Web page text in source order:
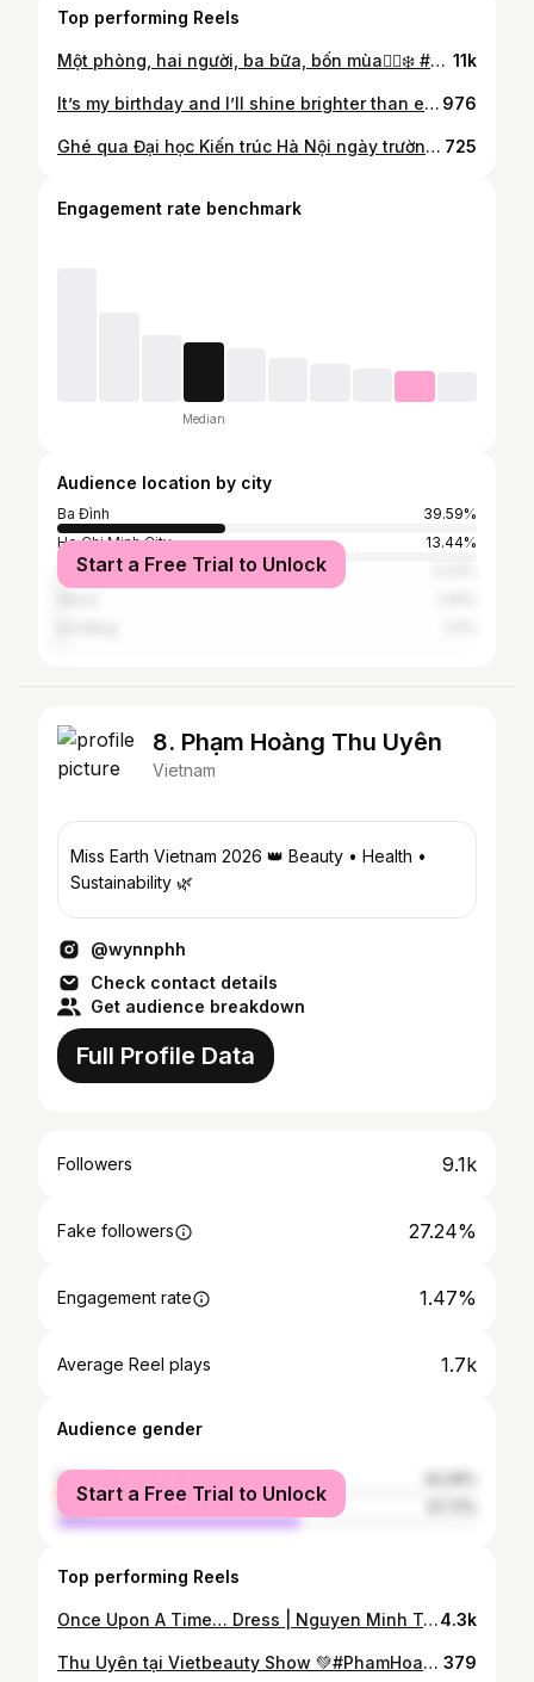
Top performing Reels
Một phòng, hai người, ba bữa, bốn mùa🙂‍↔️❄️ #couple #trending #fyp #xuhuong #merrychristmas 📸: @merchi_nguyen … 💄: @thuylinh_712 11k
It’s my birthday and I’ll shine brighter than ever! ✨📸: @twins.moon_fotos @merchi_nguyen #fyp #trending #birthday 976
Ghé qua Đại học Kiến trúc Hà Nội ngày trường đang xây. Do cũng đợt mưa nên trời âm u, nhanh tối, xung quanh cũng đang là công trình xây dựng, bùn đất . Mình ngắm nghía tìm góc chụp, cố gắng giúp bạn lưu lại thước phim thanh xuân tại đây. Và kết quả là… #HAU #daihockientruc #graduated #totnghiep #achitecture 725
Engagement rate benchmark
Median
Audience location by city
Ba Đình
39.59%
Ho Chi Minh City
13.44%
Tokyo
Start a Free Trial to Unlock
8. Phạm Hoàng Thu Uyên
Vietnam
Miss Earth Vietnam 2026 👑 Beauty • Health •
Sustainability 🌿
@wynnphh
Check contact details
Get audience breakdown
Full Profile Data
Followers 9.1k
Fake followers 27.24%
Engagement rate 1.47%
Average Reel plays 1.7k
Audience gender
female
male
Start a Free Trial to Unlock
Top performing Reels
Once Upon A Time… Dress | Nguyen Minh Tuan MUA | Gia Khang https://linktr.ee/phamhoangthuuyen #PhamHoangThuUyen #HoaKhoiCongNghe #Beautiverse4.3k
Thu Uyên tại Vietbeauty Show 💚#PhamHoangThuUyen #ahauthuuyen #Hoakhoicongnghe #AhauDulich 379